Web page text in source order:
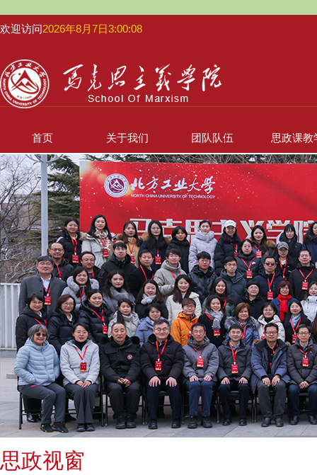
欢迎访问2026年8月7日3:00:08
首页 关于我们 团队队伍 思政课教
思政视窗